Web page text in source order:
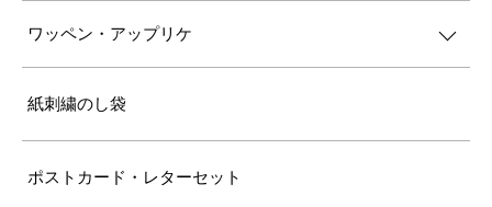
ワッペン・アップリケ
紙刺繍のし袋
ポストカード・レターセット